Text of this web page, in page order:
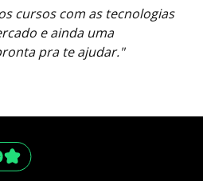
cursos com as tecnologias
e ainda uma
pra te ajudar."